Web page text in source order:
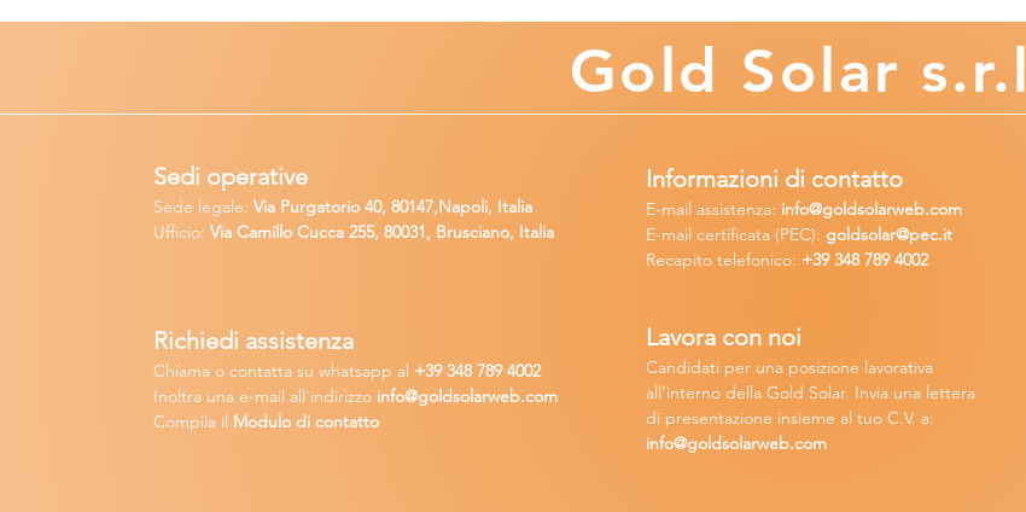
Gold Solar s.r.l
Sedi operative
Sede legale:Via Purgatorio 40, 80147,Napoli, Italia
Ufficio:Via Camillo Cucca 255, 80031, Brusciano, Italia
Richiedi assistenza
Chiama o contatta su whatsapp al +39 348 789 4002
Inoltra una e-mail all'indirizzo info@goldsolarweb.com
Compila il Modulo di contatto
Lavora con noi
Candidati per una posizione lavorativa
all'interno della Gold Solar. Invia una lettera
di presentazione insieme al tuo C.V. a:
info@goldsolarweb.com
Informazioni di contatto
E-mail assistenza: info@goldsolarweb.com
E-mail certificata (PEC): goldsolar@pec.it
Recapito telefonico: +39 348789 4002